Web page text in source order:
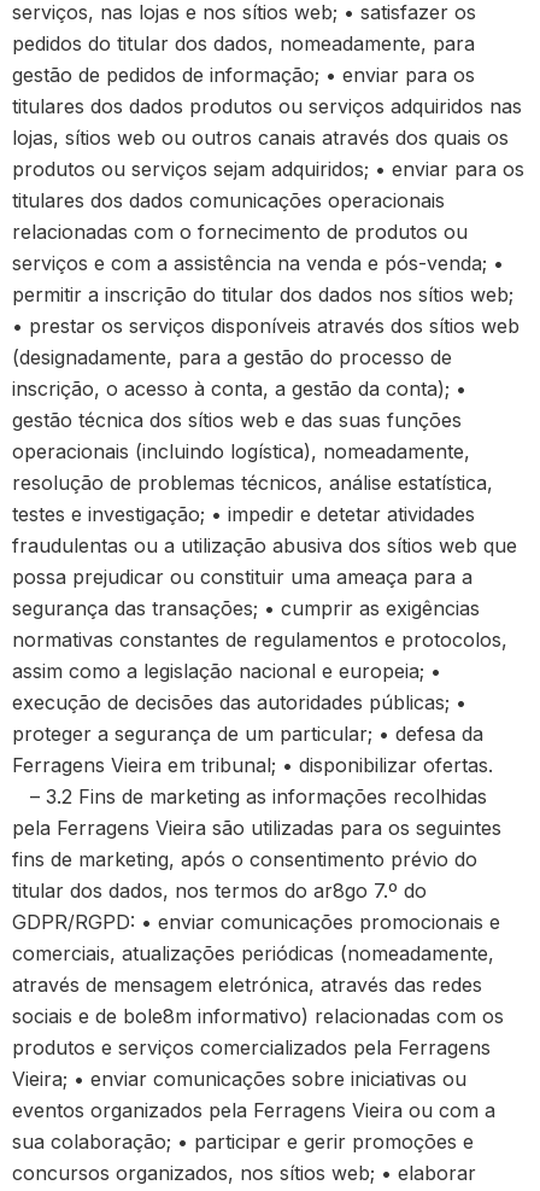
serviços, nas lojas e nos sítios web; • satisfazer os
pedidos do titular dos dados, nomeadamente, para
gestão de pedidos de informação; • enviar para os
titulares dos dados produtos ou serviços adquiridos nas
lojas, sítios web ou outros canais através dos quais os
produtos ou serviços sejam adquiridos; • enviar para os
titulares dos dados comunicações operacionais
relacionadas com o fornecimento de produtos ou
serviços e com a assistência na venda e pós-venda; •
permitir a inscrição do titular dos dados nos sítios web;
• prestar os serviços disponíveis através dos sítios web
(designadamente, para a gestão do processo de
inscrição, o acesso à conta, a gestão da conta); •
gestão técnica dos sítios web e das suas funções
operacionais (incluindo logística), nomeadamente,
resolução de problemas técnicos, análise estatística,
testes e investigação; • impedir e detetar atividades
fraudulentas ou a utilização abusiva dos sítios web que
possa prejudicar ou constituir uma ameaça para a
segurança das transações; • cumprir as exigências
normativas constantes de regulamentos e protocolos,
assim como a legislação nacional e europeia; •
execução de decisões das autoridades públicas; •
proteger a segurança de um particular; • defesa da
Ferragens Vieira em tribunal; • disponibilizar ofertas.
– 3.2 Fins de marketing as informações recolhidas
pela Ferragens Vieira são utilizadas para os seguintes
fins de marketing, após o consentimento prévio do
titular dos dados, nos termos do ar8go 7.º do
GDPR/RGPD: • enviar comunicações promocionais e
comerciais, atualizações periódicas (nomeadamente,
através de mensagem eletrónica, através das redes
sociais e de bole8m informativo) relacionadas com os
produtos e serviços comercializados pela Ferragens
Vieira; • enviar comunicações sobre iniciativas ou
eventos organizados pela Ferragens Vieira ou com a
sua colaboração; • participar e gerir promoções e
concursos organizados, nos sítios web; • elaborar